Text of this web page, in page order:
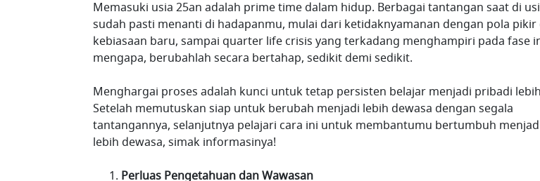
Memasuki usia 25an adalah prime time dalam hidup. Berbagai tantangan saat di
sudah pasti menanti di hadapanmu, mulai dari ketidaknyamanan dengan pola pikir
kebiasaan baru, sampai quarter life crisis yang terkadang menghampiri pada fase
mengapa, berubahlah secara bertahap, sedikit demi sedikit.
Menghargai proses adalah kunci untuk tetap persisten belajar menjadi pribadi
Setelah memutuskan siap untuk berubah menjadi lebih dewasa dengan segala
tantangannya, selanjutnya pelajari cara ini untuk membantumu bertumbuh
lebih dewasa, simak informasinya!
Perluas Pengetahuan dan Wawasan